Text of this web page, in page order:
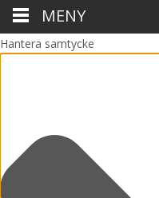
Hantera samtycke
MENY